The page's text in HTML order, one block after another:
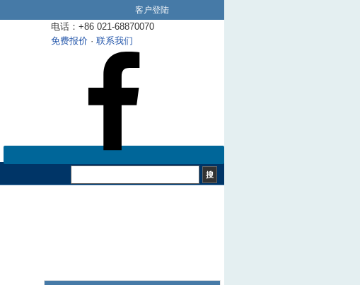
客户登陆
电话：+86 021-68870070
免费报价 · 联系我们